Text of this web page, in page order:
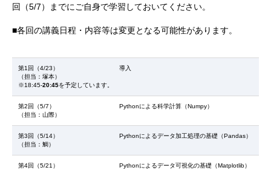
回（5/7）までにご自身で学習しておいてください。
■各回の講義日程・内容等は変更となる可能性があります。
第1回（4/23）
（担当：塚本）
※18:45-20:45を予定しています。
導入
第2回（5/7）
（担当：山際）
Pythonによる科学計算（Numpy）
第3回（5/14）
（担当：鯛）
Pythonによるデータ加工処理の基礎（Pandas）
第4回（5/21）
Pythonによるデータ可視化の基礎（Matplotlib）